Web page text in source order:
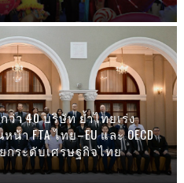
า 40 บริษัท ย้ำไทยเร่ง
า FTA ไทย–EU และ OECD
กระดับเศรษฐกิจไทย